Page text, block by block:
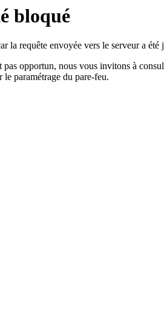
bloqué
la requête envoyée vers le serveur a été
opportun, nous vous invitons à
paramétrage du pare-feu.